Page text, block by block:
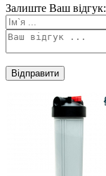
Залиште Ваш відгук: